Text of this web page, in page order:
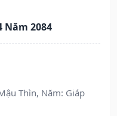
Năm 2084
Thìn, Năm: Giáp